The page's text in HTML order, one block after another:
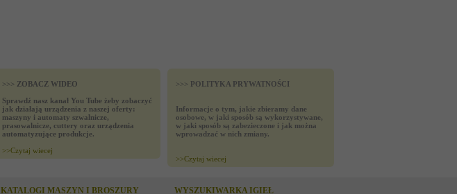
>>> ZOBACZ WIDEO
Sprawdź nasz kanał You Tube żeby zobaczyć
jak działają urządzenia z naszej oferty:
maszyny i automaty szwalnicze,
prasowalnicze, cuttery oraz urządzenia
automatyzujące produkcje.
>>Czytaj wiecej
>>> POLITYKA PRYWATNOŚCI
Informacje o tym, jakie zbieramy dane
osobowe, w jaki sposób są wykorzystywane,
w jaki sposób są zabezieczone i jak można
wprowadzać w nich zmiany.
>>Czytaj wiecej
KATALOGI MASZYN I BROSZURY WYSZUKIWARKA IGIEŁ